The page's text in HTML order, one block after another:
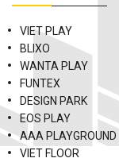
VIET PLAY
BLIXO
WANTA PLAY
FUNTEX
DESIGN PARK
EOS PLAY
AAA PLAYGROUND
VIET FLOOR